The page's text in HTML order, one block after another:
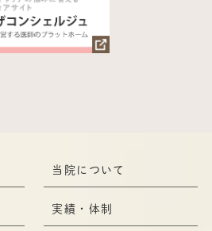
当院について
実績・体制